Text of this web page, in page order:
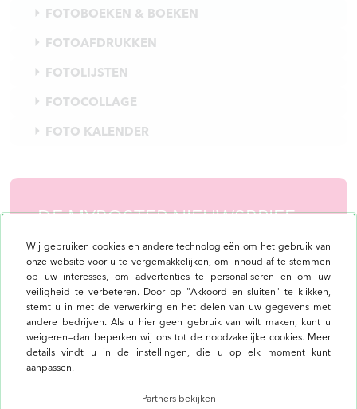
Wij gebruiken cookies en andere technologieën om het gebruik van
onze website voor u te vergemakkelijken, om inhoud af te stemmen
op uw interesses, om advertenties te personaliseren en om uw
veiligheid te verbeteren. Door op "Akkoord en sluiten" te klikken,
stemt u in met de verwerking en het delen van uw gegevens met
andere bedrijven. Als u hier geen gebruik van wilt maken, kunt u
weigeren—dan beperken wij ons tot de noodzakelijke cookies. Meer
details vindt u in de instellingen, die u op elk moment kunt
aanpassen.
Partners bekijken
FOTOBOEKEN & BOEKEN
FOTOAFDRUKKEN
FOTOLIJSTEN
FOTOCOLLAGE
FOTO KALENDER
DE MYPOSTER NIEUWSBRIEF:
MELD JE AAN EN ONTVANG
10% KORTING
Aanmelden
Ik wil me graag aanmelden op de nieuwsbrief en
op elk moment mogelijk)